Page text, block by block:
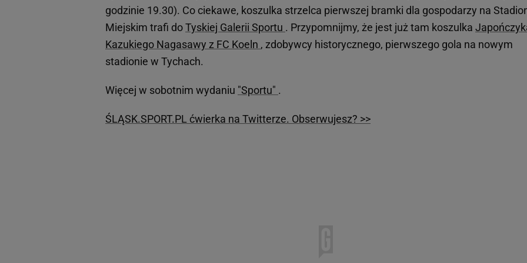
godzinie 19.30). Co ciekawe, koszulka strzelca pierwszej bramki dla gospodarzy na
Miejskim trafi doTyskiej Galerii Sportu . Przypomnijmy, że jest już tam koszulka
Kazukiego Nagasawy z FC Koeln , zdobywcy historycznego, pierwszego gola na nowym
stadionie w Tychach.
Więcej w sobotnim wydaniu "Sportu" .
ŚLĄSK.SPORT.PL ćwierka na Twitterze. Obserwujesz? >>